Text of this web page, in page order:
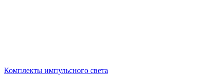
Комплекты импульсного света